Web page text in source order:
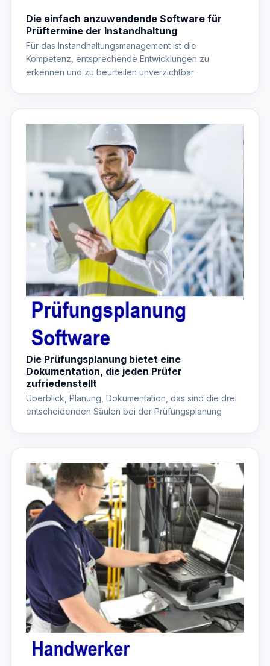
Die einfach anzuwendende Software für
Prüftermine der Instandhaltung
Für das Instandhaltungsmanagement ist die
Kompetenz, entsprechende Entwicklungen zu
erkennen und zu beurteilen unverzichtbar
Die Prüfungsplanung bietet eine
Dokumentation, die jeden Prüfer
zufriedenstellt
Überblick, Planung, Dokumentation, das sind die drei
entscheidenden Säulen bei der Prüfungsplanung